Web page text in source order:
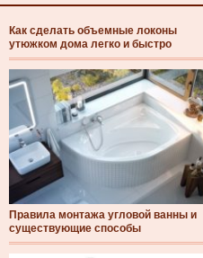
Как сделать объемные локоны
утюжком дома легко и быстро
Правила монтажа угловой ванны и
существующие способы